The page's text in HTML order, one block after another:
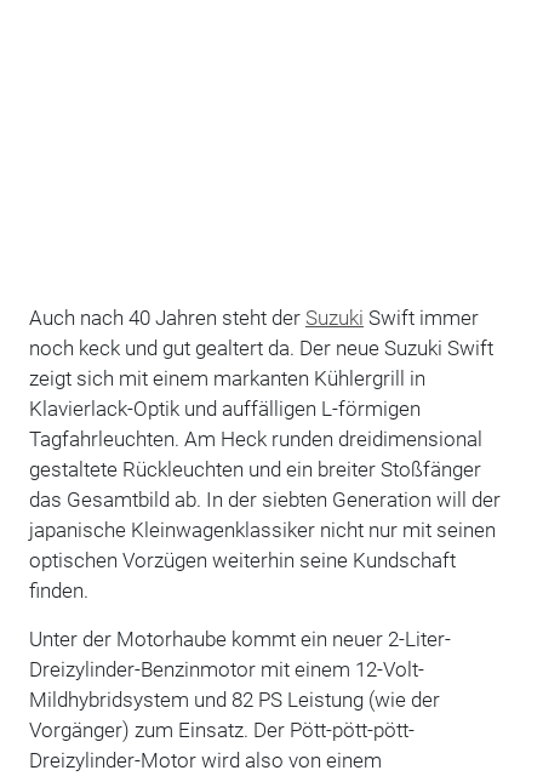
Auch nach 40 Jahren steht der Suzuki Swift immer
noch keck und gut gealtert da. Der neue Suzuki Swift
zeigt sich mit einem markanten Kühlergrill in
Klavierlack-Optik und auffälligen L-förmigen
Tagfahrleuchten. Am Heck runden dreidimensional
gestaltete Rückleuchten und ein breiter Stoßfänger
das Gesamtbild ab. In der siebten Generation will der
japanische Kleinwagenklassiker nicht nur mit seinen
optischen Vorzügen weiterhin seine Kundschaft
finden.
Unter der Motorhaube kommt ein neuer 2-Liter-
Dreizylinder-Benzinmotor mit einem 12-Volt-
Mildhybridsystem und 82 PS Leistung (wie der
Vorgänger) zum Einsatz. Der Pött-pött-pött-
Dreizylinder-Motor wird also von einem